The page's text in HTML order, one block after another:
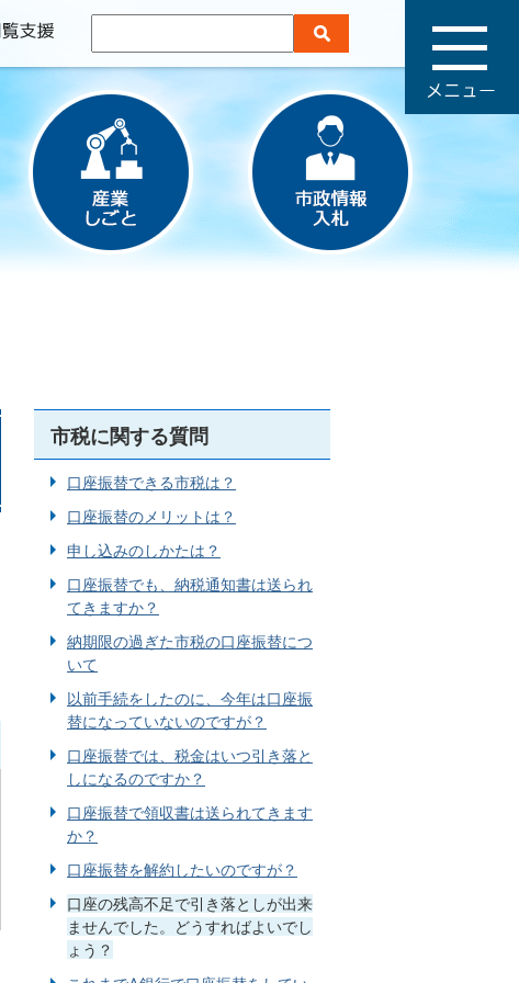
市税に関する質問
口座振替できる市税は？
口座振替のメリットは？
申し込みのしかたは？
口座振替でも、納税通知書は送られ
てきますか？
納期限の過ぎた市税の口座振替につ
いて
以前手続をしたのに、今年は口座振
替になっていないのですが？
口座振替では、税金はいつ引き落と
しになるのですか？
口座振替で領収書は送られてきます
か？
口座振替を解約したいのですが？
口座の残高不足で引き落としが出来
ませんでした。どうすればよいでし
ょう？